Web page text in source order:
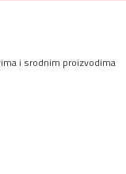
i srodnim proizvodima